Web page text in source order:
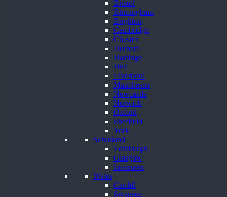
Bristol
Birmingham
Brighton
Cambridge
Chester
Durham
Hastings
Hull
Liverpool
Manchester
Newcastle
Norwich
Oxford
Sheffield
York
Schotland
Edinburgh
Glasgow
Inverness
Wales
Cardiff
Swansea